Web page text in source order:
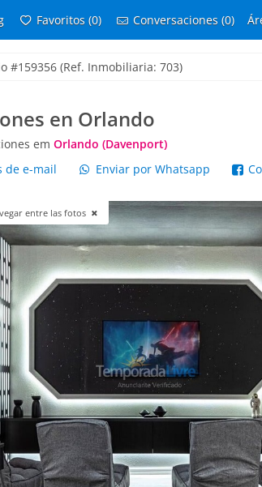
Favoritos (0) Conversaciones (0)
#159356 (Ref. Inmobiliaria: 703)
en Orlando
em Orlando (Davenport)
de e-mail Enviar por Whatsapp
entre las fotos